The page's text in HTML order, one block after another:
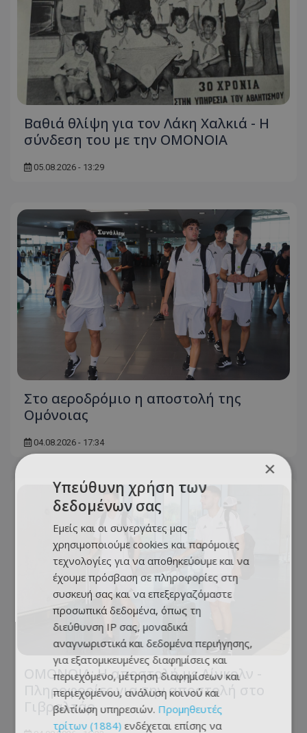
Βαθιά θλίψη για τον Λάκη Χαλκιά - Η
σύνδεση του με την ΟΜΟΝΟΙΑ
05.08.2026 - 13:29
Στο αεροδρόμιο η αποστολή της
Ομόνοιας
04.08.2026 - 17:34
ΟΜΟΝΟΙΑ: Η αποστολή με Λίνκολν -
Πληροφορίες για την αποστολή στο
Γιβραλτάρ
×
Υπεύθυνη χρήση των
δεδομένων σας
Εμείς και οι συνεργάτες μας
χρησιμοποιούμε cookies και παρόμοιες
τεχνολογίες για να αποθηκεύουμε και να
έχουμε πρόσβαση σε πληροφορίες στη
συσκευή σας και να επεξεργαζόμαστε
προσωπικά δεδομένα, όπως τη
διεύθυνση IP σας, μοναδικά
αναγνωριστικά και δεδομένα περιήγησης,
για εξατομικευμένες διαφημίσεις και
περιεχόμενο, μέτρηση διαφημίσεων και
περιεχομένου, ανάλυση κοινού και
βελτίωση υπηρεσιών. Προμηθευτές
τρίτων (1884) ενδέχεται επίσης να